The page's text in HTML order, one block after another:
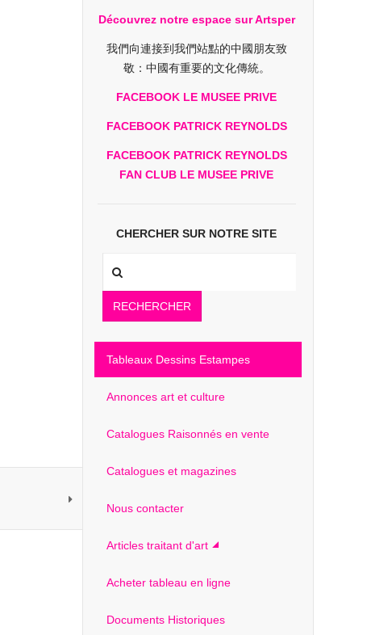
Découvrez notre espace sur Artsper
我們向連接到我們站點的中國朋友致
敬：中國有重要的文化傳統。
FACEBOOK LE MUSEE PRIVE
FACEBOOK PATRICK REYNOLDS
FACEBOOK PATRICK REYNOLDS
FAN CLUB LE MUSEE PRIVE
CHERCHER SUR NOTRE SITE
RECHERCHER
Tableaux Dessins Estampes
Annonces art et culture
Catalogues Raisonnés en vente
Catalogues et magazines
Nous contacter
Articles traitant d'art
Acheter tableau en ligne
Documents Historiques